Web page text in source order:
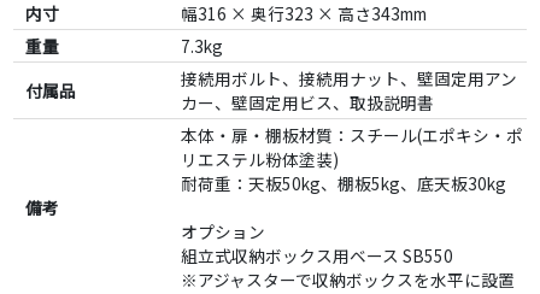
内寸
幅316 × 奥行323 × 高さ343mm
重量
7.3kg
付属品
接続用ボルト、接続用ナット、壁固定用アン
カー、壁固定用ビス、取扱説明書
備考
本体・扉・棚板材質：スチール(エポキシ・ポ
リエステル粉体塗装)
耐荷重：天板50kg、棚板5kg、底天板30kg
オプション
組立式収納ボックス用ベース SB550
※アジャスターで収納ボックスを水平に設置